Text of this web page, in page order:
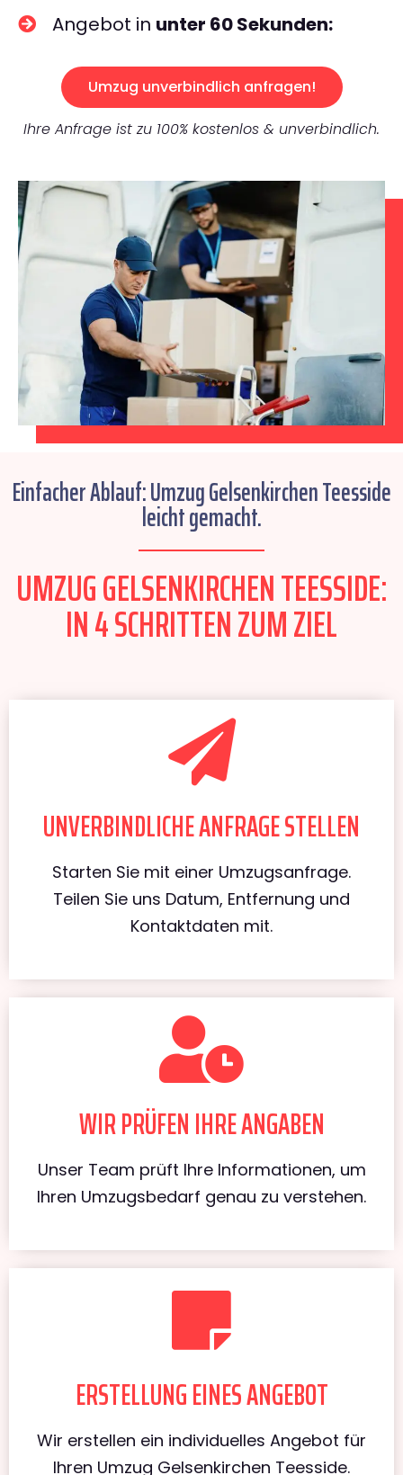
Angebot in unter 60 Sekunden:
Umzug unverbindlich anfragen!
Ihre Anfrage ist zu 100% kostenlos & unverbindlich.
Einfacher Ablauf: Umzug Gelsenkirchen Teesside
leicht gemacht.
UMZUG GELSENKIRCHEN TEESSIDE:
IN 4 SCHRITTEN ZUM ZIEL
UNVERBINDLICHE ANFRAGE STELLEN
Starten Sie mit einer Umzugsanfrage.
Teilen Sie uns Datum, Entfernung und
Kontaktdaten mit.
WIR PRÜFEN IHRE ANGABEN
Unser Team prüft Ihre Informationen, um
Ihren Umzugsbedarf genau zu verstehen.
ERSTELLUNG EINES ANGEBOT
Wir erstellen ein individuelles Angebot für
Ihren Umzug Gelsenkirchen Teesside.